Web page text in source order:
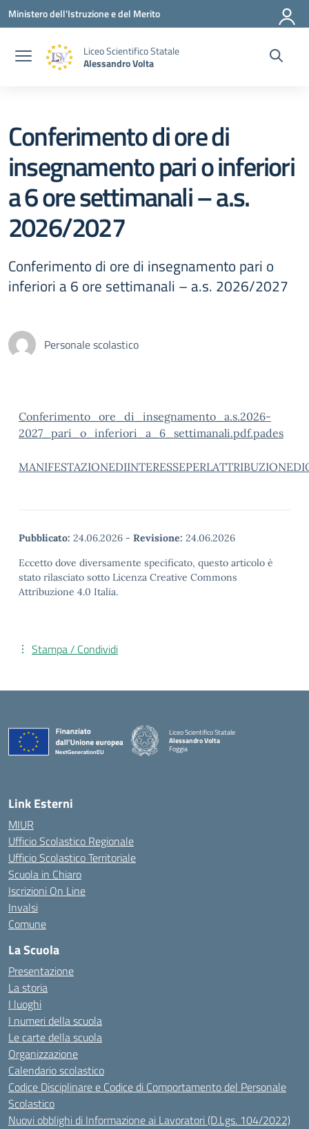
Vai ai contenuti
Vai al menu di navigazione
Vai al footer
Ministero dell'Istruzione e del Merito
Liceo Scientifico Statale
Alessandro Volta
Conferimento di ore di
insegnamento pari o inferiori
a 6 ore settimanali – a.s.
2026/2027
Conferimento di ore di insegnamento pari o
inferiori a 6 ore settimanali – a.s. 2026/2027
Personale scolastico
Conferimento_ore_di_insegnamento_a.s.2026-
2027_pari_o_inferiori_a_6_settimanali.pdf.pades
Pubblicato: 24.06.2026 - Revisione: 24.06.2026
Eccetto dove diversamente specificato, questo articolo è
stato rilasciato sotto Licenza Creative Commons
Attribuzione 4.0 Italia.
Stampa / Condividi
Liceo Scientifico Statale
Alessandro Volta
Foggia
— Visita la pagina iniziale della scuola
Link Esterni
MIUR
Ufficio Scolastico Regionale
Ufficio Scolastico Territoriale
Scuola in Chiaro
Iscrizioni On Line
Invalsi
Comune
La Scuola
Presentazione
La storia
I luoghi
I numeri della scuola
Le carte della scuola
Organizzazione
Calendario scolastico
Codice Disciplinare e Codice di Comportamento del Personale
Scolastico
Nuovi obblighi di Informazione ai Lavoratori (D.Lgs. 104/2022)